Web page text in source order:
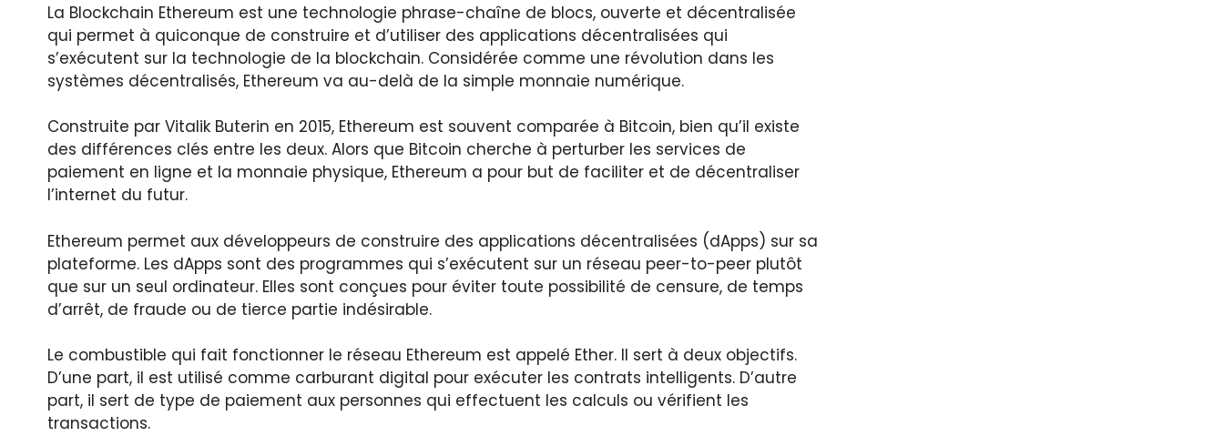
La Blockchain Ethereum est une technologie phrase-chaîne de blocs, ouverte et décentralisée
qui permet à quiconque de construire et d’utiliser des applications décentralisées qui
s’exécutent sur la technologie de la blockchain. Considérée comme une révolution dans les
systèmes décentralisés, Ethereum va au-delà de la simple monnaie numérique.
Construite par Vitalik Buterin en 2015, Ethereum est souvent comparée à Bitcoin, bien qu’il existe
des différences clés entre les deux. Alors que Bitcoin cherche à perturber les services de
paiement en ligne et la monnaie physique, Ethereum a pour but de faciliter et de décentraliser
l’internet du futur.
Ethereum permet aux développeurs de construire des applications décentralisées (dApps) sur sa
plateforme. Les dApps sont des programmes qui s’exécutent sur un réseau peer-to-peer plutôt
que sur un seul ordinateur. Elles sont conçues pour éviter toute possibilité de censure, de temps
d’arrêt, de fraude ou de tierce partie indésirable.
Le combustible qui fait fonctionner le réseau Ethereum est appelé Ether. Il sert à deux objectifs.
D’une part, il est utilisé comme carburant digital pour exécuter les contrats intelligents. D’autre
part, il sert de type de paiement aux personnes qui effectuent les calculs ou vérifient les
transactions.